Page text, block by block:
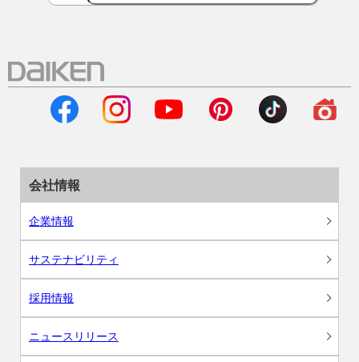
会社情報
企業情報
サステナビリティ
採用情報
ニュースリリース